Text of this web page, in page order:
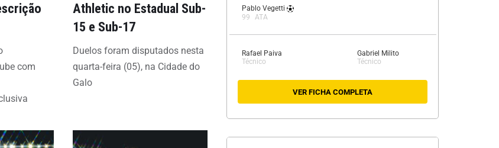
com
Athletic no Estadual Sub-
15 e Sub-17
Duelos foram disputados nesta
quarta-feira (05), na Cidade do
Galo
Pablo Vegetti
99
ATA
Rafael Paiva
Técnico
Gabriel Milito
Técnico
VER FICHA COMPLETA